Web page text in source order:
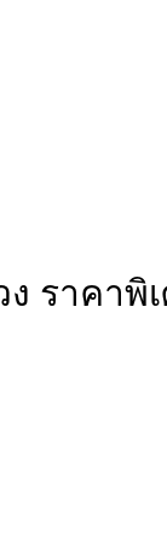
ราคาพิ